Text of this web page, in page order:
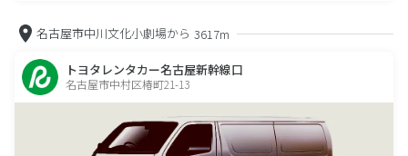
名古屋市中川文化小劇場から 3617m
トヨタレンタカー名古屋新幹線口
名古屋市中村区椿町21-13